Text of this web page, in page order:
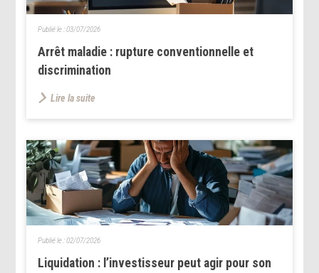
Arrêt maladie : rupture conventionnelle et
discrimination
Publié le :03/07/2026
Lire la suite
Liquidation : l’investisseur peut agir pour son
Publié le :02/07/2026